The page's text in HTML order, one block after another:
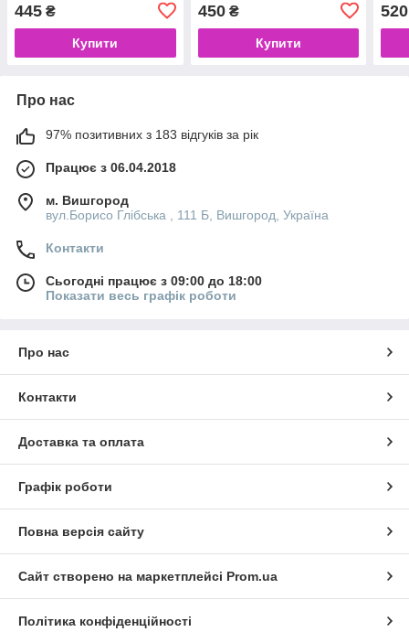
445 ₴
Купити
450₴
Купити
520
Про нас
97% позитивних з 183 відгуків за рік
Працює з 06.04.2018
м. Вишгород
вул.Борисо Глібська , 111 Б, Вишгород, Україна
Контакти
Сьогодні працює з 09:00 до 18:00
Показати весь графік роботи
Про нас
Контакти
Доставка та оплата
Графік роботи
Повна версія сайту
Сайт створено на маркетплейсі Prom.ua
Політика конфіденційності